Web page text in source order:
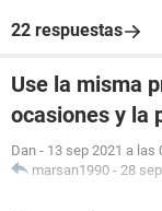
22 respuestas
Use la misma
ocasiones y la
Dan - 13 sep 2021 a las
marsan1990 - 28